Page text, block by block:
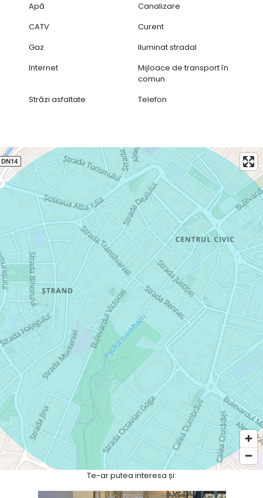
Apă
Canalizare
CATV
Curent
Gaz
Iluminat stradal
Internet
Mijloace de transport în
comun
Străzi asfaltate
Telefon
Te-ar putea interesa și: